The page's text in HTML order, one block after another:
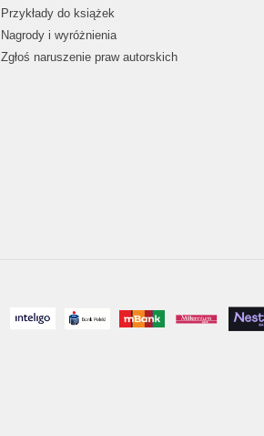
Przykłady do książek
Nagrody i wyróżnienia
Zgłoś naruszenie praw autorskich